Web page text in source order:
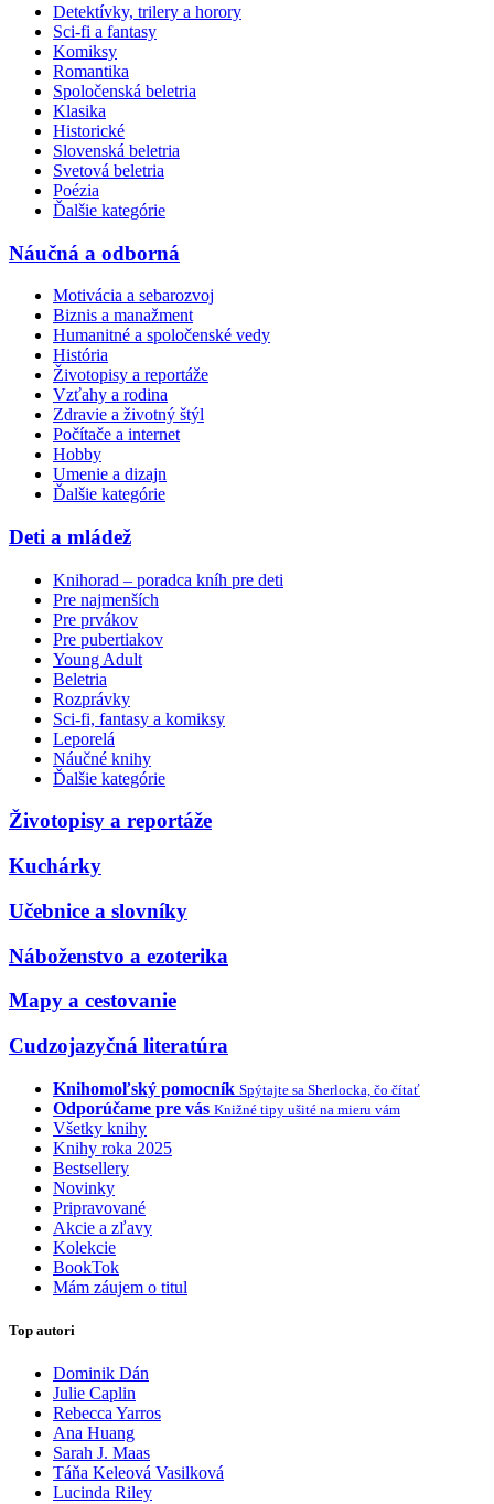
Detektívky, trilery a horory
Sci-fi a fantasy
Komiksy
Romantika
Spoločenská beletria
Klasika
Historické
Slovenská beletria
Svetová beletria
Poézia
Ďalšie kategórie
Náučná a odborná
Motivácia a sebarozvoj
Biznis a manažment
Humanitné a spoločenské vedy
História
Životopisy a reportáže
Vzťahy a rodina
Zdravie a životný štýl
Počítače a internet
Hobby
Umenie a dizajn
Ďalšie kategórie
Deti a mládež
Knihorad – poradca kníh pre deti
Pre najmenších
Pre prvákov
Pre pubertiakov
Young Adult
Beletria
Rozprávky
Sci-fi, fantasy a komiksy
Leporelá
Náučné knihy
Ďalšie kategórie
Životopisy a reportáže
Kuchárky
Učebnice a slovníky
Náboženstvo a ezoterika
Mapy a cestovanie
Cudzojazyčná literatúra
Knihomoľský pomocník Spýtajte sa Sherlocka, čo čítať
Odporúčame pre vás Knižné tipy ušité na mieru vám
Všetky knihy
Knihy roka 2025
Bestsellery
Novinky
Pripravované
Akcie a zľavy
Kolekcie
BookTok
Mám záujem o titul
Top autori
Dominik Dán
Julie Caplin
Rebecca Yarros
Ana Huang
Sarah J. Maas
Táňa Keleová Vasilková
Lucinda Riley